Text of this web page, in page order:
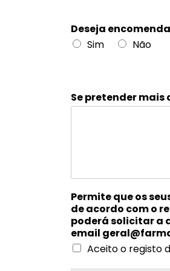
Deseja
Sim
Não
Se pretender
Permite que os
de acordo com o
poderá solicitar a
email
Aceito o registo